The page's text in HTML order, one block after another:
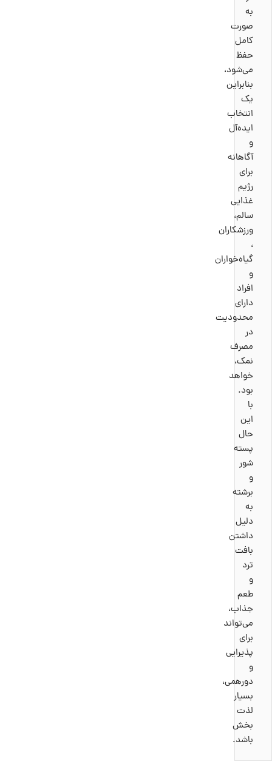
به
صورت
کامل
حفظ
می‌شود،
بنابراین
یک
انتخاب
ایده‌آل
و
آگاهانه
برای
رژیم
غذایی
سالم،
ورزشکاران
،
گیاه‌خواران
و
افراد
دارای
محدودیت
در
مصرف
نمک،
خواهد
بود.
با
این
حال
پسته
شور
و
برشته
به
دلیل
داشتن
بافت
ترد
و
طعم
جذاب،
می‌تواند
برای
پذیرایی
و
دورهمی،
بسیار
لذت
بخش
باشد.